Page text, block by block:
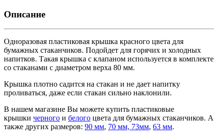
Описание
Одноразовая пластиковая крышка красного цвета для
бумажных стаканчиков. Подойдет для горячих и холодных
напитков. Такая крышка с клапаном используется в комплекте
со стаканами с диаметром верха 80 мм.
Крышка плотно садится на стакан и не дает напитку
проливаться, даже если стакан сильно наклонили.
В нашем магазине Вы можете купить пластиковые
крышки черного и белого цвета для бумажных стаканчиков. А
также других размеров: 90 мм, 70 мм, 73мм, 63 мм.